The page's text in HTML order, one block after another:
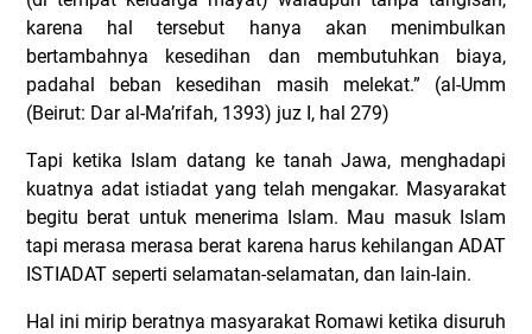
karena hal tersebut hanya akan menimbulkan
bertambahnya kesedihan dan membutuhkan biaya,
padahal beban kesedihan masih melekat.” (al-Umm
(Beirut: Dar al-Ma’rifah, 1393) juz I, hal 279)
Tapi ketika Islam datang ke tanah Jawa, menghadapi
kuatnya adat istiadat yang telah mengakar. Masyarakat
begitu berat untuk menerima Islam. Mau masuk Islam
tapi merasa merasa berat karena harus kehilangan ADAT
ISTIADAT seperti selamatan-selamatan, dan lain-lain.
Hal ini mirip beratnya masyarakat Romawi ketika disuruh